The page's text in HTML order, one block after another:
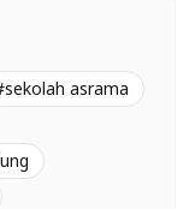
asrama